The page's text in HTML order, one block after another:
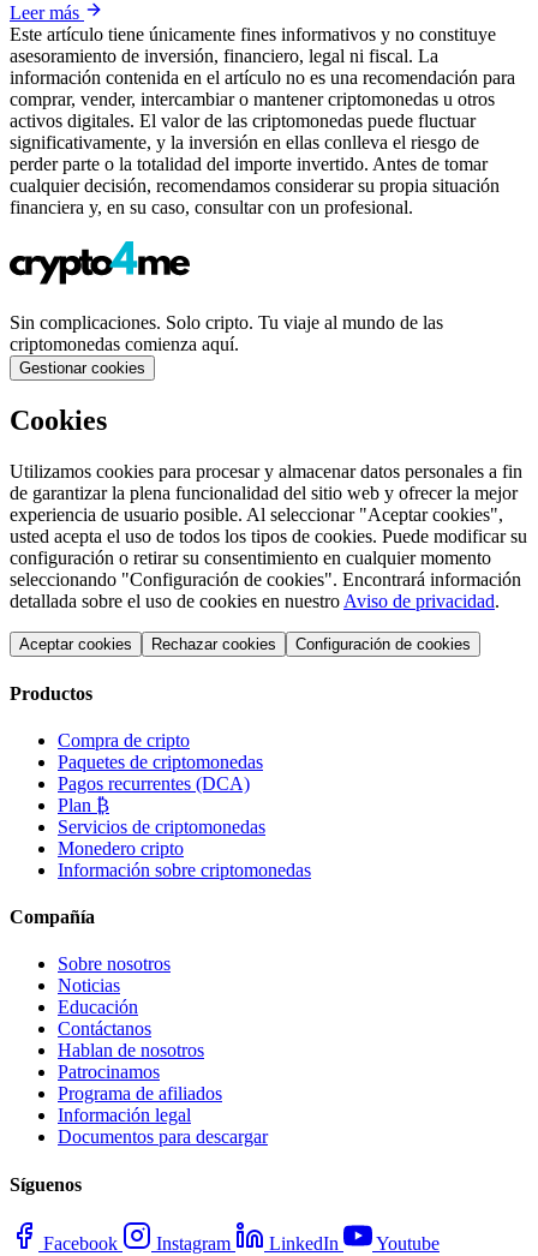
Leer más
Este artículo tiene únicamente fines informativos y no constituye
asesoramiento de inversión, financiero, legal ni fiscal. La
información contenida en el artículo no es una recomendación para
comprar, vender, intercambiar o mantener criptomonedas u otros
activos digitales. El valor de las criptomonedas puede fluctuar
significativamente, y la inversión en ellas conlleva el riesgo de
perder parte o la totalidad del importe invertido. Antes de tomar
cualquier decisión, recomendamos considerar su propia situación
financiera y, en su caso, consultar con un profesional.
Sin complicaciones. Solo cripto. Tu viaje al mundo de las
criptomonedas comienza aquí.
Gestionar cookies
Cookies
Utilizamos cookies para procesar y almacenar datos personales a fin
de garantizar la plena funcionalidad del sitio web y ofrecer la mejor
experiencia de usuario posible. Al seleccionar "Aceptar cookies",
usted acepta el uso de todos los tipos de cookies. Puede modificar su
configuración o retirar su consentimiento en cualquier momento
seleccionando "Configuración de cookies". Encontrará información
detallada sobre el uso de cookies en nuestro Aviso de privacidad.
Aceptar cookies Rechazar cookies Configuración de cookies
Productos
Compra de cripto
Paquetes de criptomonedas
Pagos recurrentes (DCA)
Plan ₿
Servicios de criptomonedas
Monedero cripto
Información sobre criptomonedas
Compañía
Sobre nosotros
Noticias
Educación
Contáctanos
Hablan de nosotros
Patrocinamos
Programa de afiliados
Información legal
Documentos para descargar
Síguenos
Facebook Instagram LinkedIn Youtube